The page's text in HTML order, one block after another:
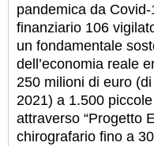
pandemica da
finanziario 106
un fondamentale
dell’economia reale
250 milioni di euro
2021) a 1.500
attraverso “Progetto
chirografario fino a